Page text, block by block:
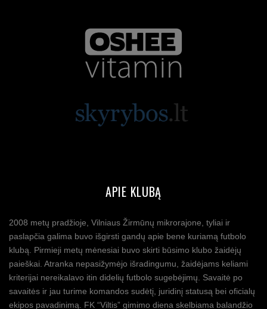
APIE KLUBĄ
2008 metų pradžioje, Vilniaus Žirmūnų mikrorajone, tyliai ir
paslapčia galima buvo išgirsti gandų apie bene kuriamą futbolo
klubą. Pirmieji metų mėnesiai buvo skirti būsimo klubo žaidėjų
paieškai. Atranka nepasižymėjo išradingumu, žaidėjams keliami
kriterijai nereikalavo itin didelių futbolo sugebėjimų. Savaitė po
savaitės ir jau turime komandos sudėtį, juridinį statusą bei oficialų
ekipos pavadinimą. FK “Viltis” gimimo diena skelbiama balandžio